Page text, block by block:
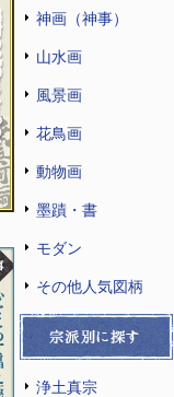
神画（神事）
山水画
風景画
花鳥画
動物画
墨蹟・書
モダン
その他人気図柄
浄土真宗